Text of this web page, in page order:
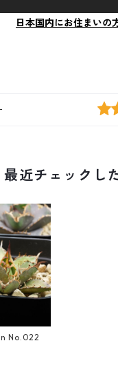
日本国内にお住まいの
最近チェックし
No.022